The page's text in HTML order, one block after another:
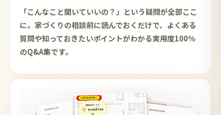
「こんなこと聞いていいの？」という疑問が全部ここ
に。家づくりの相談前に読んでおくだけで、よくある
質問や知っておきたいポイントがわかる実用度100％
のQ&A集です。